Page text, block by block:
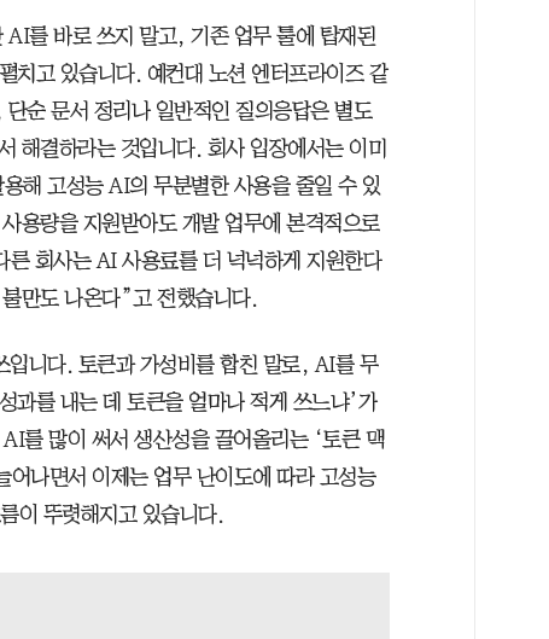
를 바로 쓰지 말고, 기존 업무 툴에 탑재된
치고 있습니다. 예컨대 노션 엔터프라이즈 같
순 문서 정리나 일반적인 질의응답은 별도
해결하라는 것입니다. 회사 입장에서는 이미
해 고성능 AI의 무분별한 사용을 줄일 수 있
용량을 지원받아도 개발 업무에 본격적으로
회사는 AI 사용료를 더 넉넉하게 지원한다
만도 나온다”고 전했습니다.
입니다. 토큰과 가성비를 합친 말로, AI를 무
과를 내는 데 토큰을 얼마나 적게 쓰느냐’가
를 많이 써서 생산성을 끌어올리는 ‘토큰 맥
나면서 이제는 업무 난이도에 따라 고성능
이 뚜렷해지고 있습니다.